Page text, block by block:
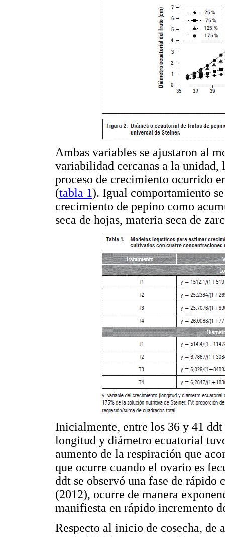
Ambas variables se ajustaron al
variabilidad cercanas a la
proceso de crecimiento ocurrido
(tabla 1). Igual comportamiento
crecimiento de pepino como
seca de hojas, materia seca de
Inicialmente, entre los 36 y 41 ddt
longitud y diámetro ecuatorial
aumento de la respiración que
que ocurre cuando el ovario es
ddt se observó una fase de
(2012), ocurre de manera
manifiesta en rápido incremento
Respecto al inicio de cosecha, de